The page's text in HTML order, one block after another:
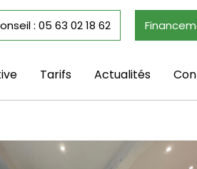
: 05 63 02 18 62
Tarifs Actualités